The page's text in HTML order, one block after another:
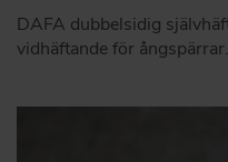
DAFA dubbelsidig
vidhäftande för ångspärrar.